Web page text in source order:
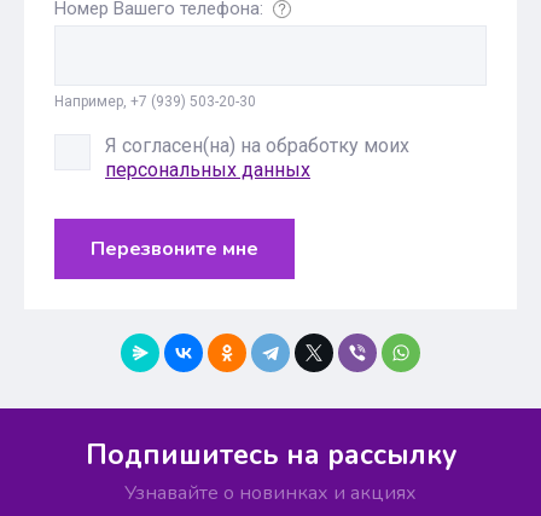
Номер Вашего телефона:
Например, +7 (939) 503-20-30
Я согласен(на) на обработку моих
персональных данных
Перезвоните мне
Подпишитесь на рассылку
Узнавайте о новинках и акциях